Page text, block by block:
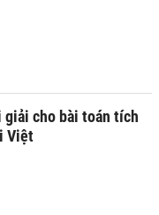
cho bài toán tích
Việt